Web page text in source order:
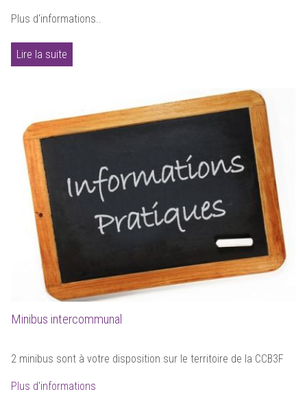
Plus d'informations..
Lire la suite
Minibus intercommunal
2 minibus sont à votre disposition sur le territoire de la CCB3F
Plus d'informations